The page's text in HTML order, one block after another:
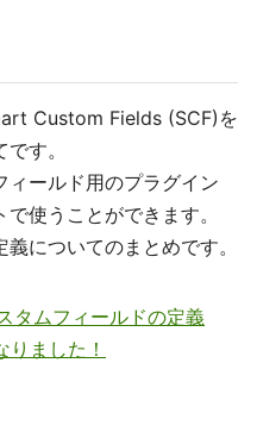
Custom Fields (SCF)を
す。
ィールド用のプラグイン
使うことができます。
についてのまとめです。
タムフィールドの定義
ました！